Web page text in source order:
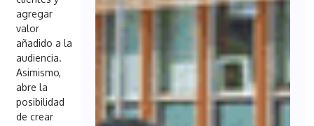
agregar
valor
añadido a la
audiencia.
Asimismo,
abre la
posibilidad
de crear